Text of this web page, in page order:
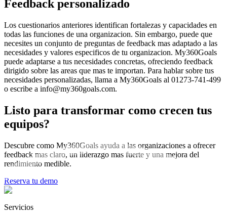
Feedback personalizado
Los cuestionarios anteriores identifican fortalezas y capacidades en
todas las funciones de una organizacion. Sin embargo, puede que
necesites un conjunto de preguntas de feedback mas adaptado a las
necesidades y valores especificos de tu organizacion. My360Goals
puede adaptarse a tus necesidades concretas, ofreciendo feedback
dirigido sobre las areas que mas te importan. Para hablar sobre tus
necesidades personalizadas, llama a My360Goals al 01273-741-499
o escribe a info@my360goals.com.
Listo para transformar como crecen tus
equipos?
Descubre como My360Goals ayuda a las organizaciones a ofrecer
feedback mas claro, un liderazgo mas fuerte y una mejora del
rendimiento medible.
Reserva tu demo
Servicios